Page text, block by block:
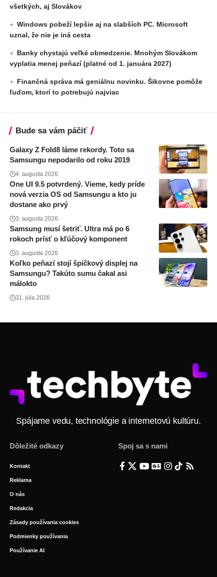
všetkých, aj Slovákov
Windows pobeží lepšie aj na slabších PC. Microsoft
uznal, že nie je iná cesta
Banky chystajú veľké obmedzenie. Mnohým Slovákom
vyplatia menej peňazí (platné od 1. januára 2027)
Finančná správa má geniálnu novinku. Šikovne pomôže
ľuďom, ktorí to potrebujú najviac
Bude sa vám páčiť
Galaxy Z Fold8 láme rekordy. Toto sa
Samsungu nepodarilo od roku 2019
4. augusta 2026
One UI 9.5 potvrdený. Vieme, kedy príde
nová verzia OS od Samsungu a kto ju
dostane ako prvý
3. augusta 2026
Samsung musí šetriť. Ultra má po 6
rokoch prísť o kľúčový komponent
3. augusta 2026
Koľko peňazí stojí špičkový displej na
Samsungu? Takúto sumu čakal asi
málokto
31. júla 2026
Spájame vedu, technológie a internetovú kultúru.
Dôležité odkazy
Kontakt
Reklama
O nás
Redakcia
Zásady používania cookies
Podmienky používania
Používanie AI
Spoj sa s nami